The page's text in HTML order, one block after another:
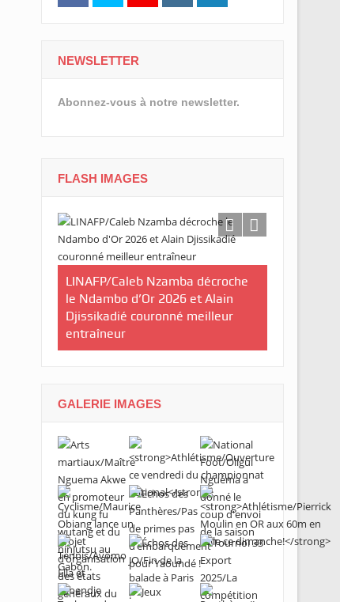
NEWSLETTER
Abonnez-vous à notre newsletter.
FLASH IMAGES
LINAFP/Caleb Nzamba décroche
le Ndambo d’Or 2026 et Alain
Djissikadié couronné meilleur
entraîneur
GALERIE IMAGES